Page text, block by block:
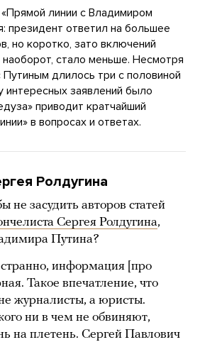
линии с Владимиром
президент ответил на большее
но коротко, зато включений
наоборот, стало меньше. Несмотря
длилось три с половиной
интересных заявлений было
приводит кратчайший
в вопросах и ответах.
Ролдугина
не засудить авторов статей
Сергея Ролдугина,
Путина?
странно, информация [про
Такое впечатление, что
журналисты, а юристы.
ни в чем не обвиняют,
на плетень. Сергей Павлович